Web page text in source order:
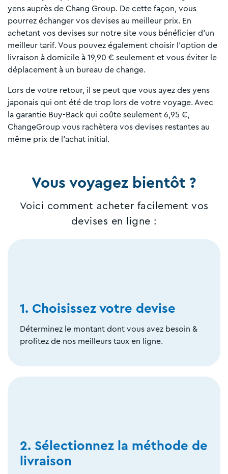
yens auprès de Chang Group. De cette façon, vous
pourrez échanger vos devises au meilleur prix. En
achetant vos devises sur notre site vous bénéficier d'un
meilleur tarif. Vous pouvez également choisir l'option de
livraison à domicile à 19,90 € seulement et vous éviter le
déplacement à un bureau de change.
Lors de votre retour, il se peut que vous ayez des yens
japonais qui ont été de trop lors de votre voyage. Avec
la garantie Buy-Back qui coûte seulement 6,95 €,
ChangeGroup vous rachètera vos devises restantes au
même prix de l’achat initial.
Vous voyagez bientôt ?
Voici comment acheter facilement vos
devises en ligne :
1. Choisissez votre devise
Déterminez le montant dont vous avez besoin &
profitez de nos meilleurs taux en ligne.
2. Sélectionnez la méthode de
livraison